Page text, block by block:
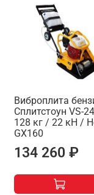
Виброплита
Сплитстоун VS-
128 кг / 22 кН /
GX160
134 260 ₽